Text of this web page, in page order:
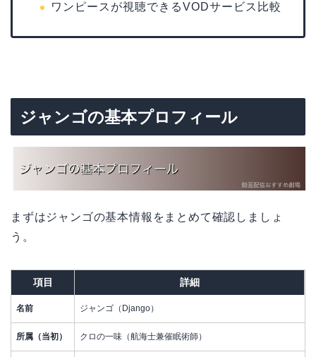
ワンピースが視聴できるVODサービス比較
ジャンゴの基本プロフィール
まずはジャンゴの基本情報をまとめて確認しましょ
う。
項目 詳細
名前 ジャンゴ（Django）
所属（当初） クロの一味（航海士兼催眠術師）